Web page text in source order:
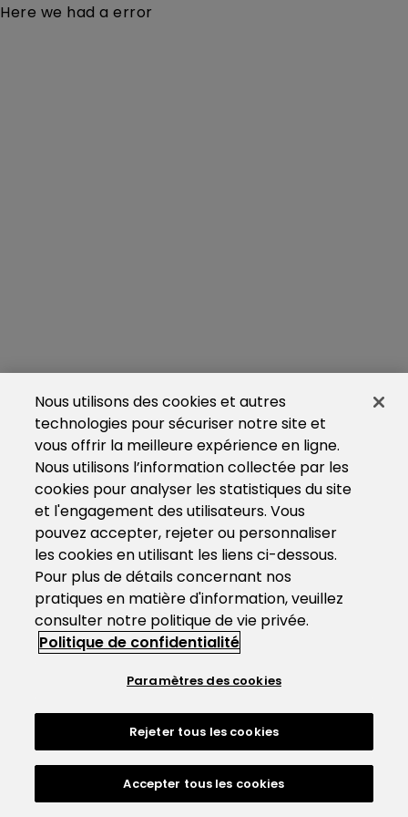
Here we had a error
Nous utilisons des cookies et autres
technologies pour sécuriser notre site et
vous offrir la meilleure expérience en ligne.
Nous utilisons l’information collectée par les
cookies pour analyser les statistiques du site
et l'engagement des utilisateurs. Vous
pouvez accepter, rejeter ou personnaliser
les cookies en utilisant les liens ci-dessous.
Pour plus de détails concernant nos
pratiques en matière d'information, veuillez
consulter notre politique de vie privée.
Politique de confidentialité
Paramètres des cookies
Rejeter tous les cookies
Accepter tous les cookies